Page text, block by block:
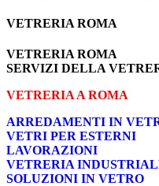
VETRERIA ROMA
VETRERIA ROMA
SERVIZI DELLA
VETRERIA A ROMA
ARREDAMENTI IN
VETRI PER ESTERNI
LAVORAZIONI
VETRERIA
SOLUZIONI IN VETRO